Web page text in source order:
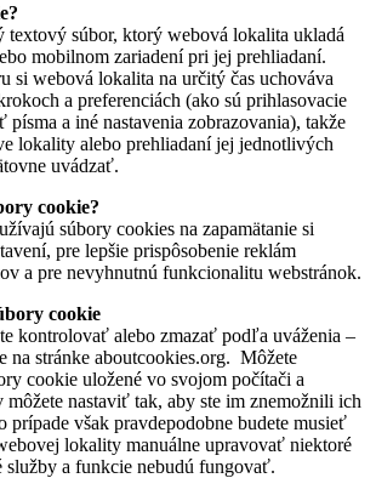
textový súbor, ktorý webová lokalita ukladá
mobilnom zariadení pri jej prehliadaní.
si webová lokalita na určitý čas uchováva
a preferenciách (ako sú prihlasovacie
a iné nastavenia zobrazovania), takže
lokality alebo prehliadaní jej jednotlivých
uvádzať.
cookie?
súbory cookies na zapamätanie si
pre lepšie prispôsobenie reklám
a pre nevyhnutnú funkcionalitu webstránok.
cookie
kontrolovať alebo zmazať podľa uváženia –
na stránke aboutcookies.org. Môžete
cookie uložené vo svojom počítači a
môžete nastaviť tak, aby ste im znemožnili ich
prípade však pravdepodobne budete musieť
lokality manuálne upravovať niektoré
služby a funkcie nebudú fungovať.